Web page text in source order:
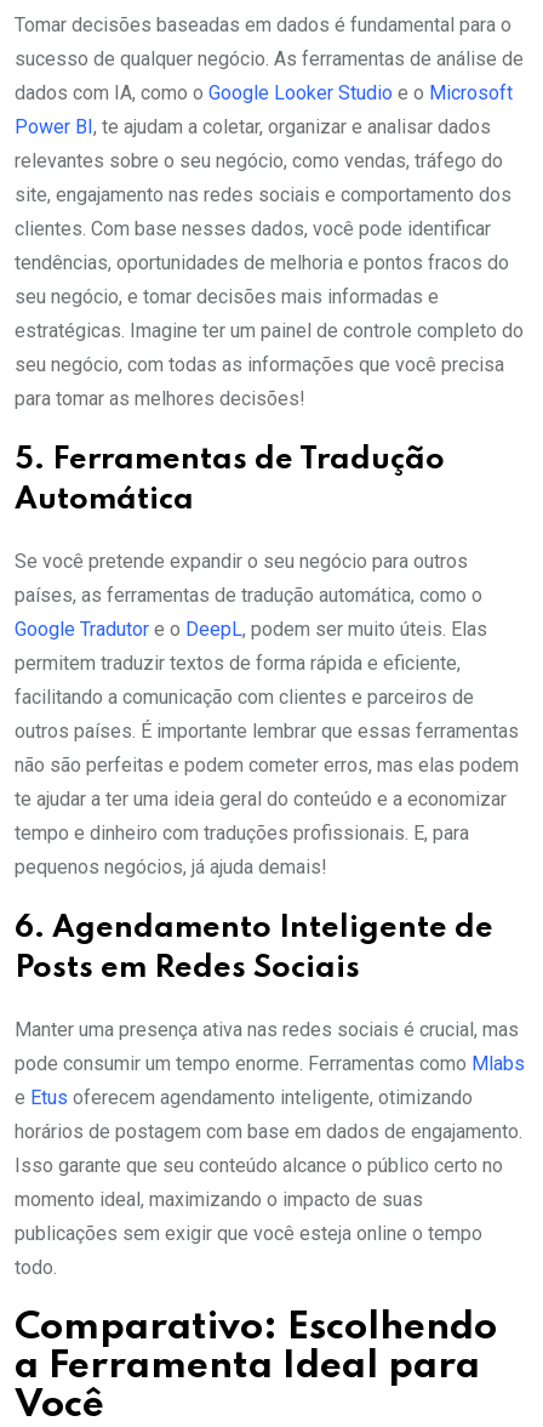
Tomar decisões baseadas em dados é fundamental para o
sucesso de qualquer negócio. As ferramentas de análise de
dados com IA, como o Google Looker Studio e o Microsoft
Power BI, te ajudam a coletar, organizar e analisar dados
relevantes sobre o seu negócio, como vendas, tráfego do
site, engajamento nas redes sociais e comportamento dos
clientes. Com base nesses dados, você pode identificar
tendências, oportunidades de melhoria e pontos fracos do
seu negócio, e tomar decisões mais informadas e
estratégicas. Imagine ter um painel de controle completo do
seu negócio, com todas as informações que você precisa
para tomar as melhores decisões!
5. Ferramentas de Tradução
Automática
Se você pretende expandir o seu negócio para outros
países, as ferramentas de tradução automática, como o
Google Tradutor e o DeepL, podem ser muito úteis. Elas
permitem traduzir textos de forma rápida e eficiente,
facilitando a comunicação com clientes e parceiros de
outros países. É importante lembrar que essas ferramentas
não são perfeitas e podem cometer erros, mas elas podem
te ajudar a ter uma ideia geral do conteúdo e a economizar
tempo e dinheiro com traduções profissionais. E, para
pequenos negócios, já ajuda demais!
6. Agendamento Inteligente de
Posts em Redes Sociais
Manter uma presença ativa nas redes sociais é crucial, mas
pode consumir um tempo enorme. Ferramentas como Mlabs
e Etus oferecem agendamento inteligente, otimizando
horários de postagem com base em dados de engajamento.
Isso garante que seu conteúdo alcance o público certo no
momento ideal, maximizando o impacto de suas
publicações sem exigir que você esteja online o tempo
todo.
Comparativo: Escolhendo
a Ferramenta Ideal para
Você